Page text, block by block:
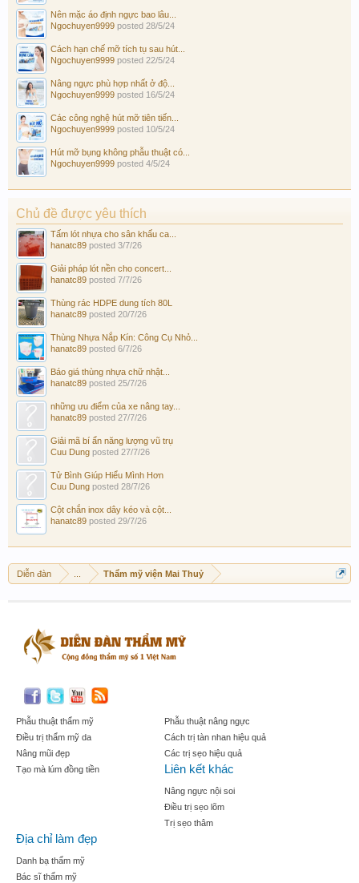
Nên mặc áo định ngực bao lâu...
Ngochuyen9999 posted 28/5/24
Cách hạn chế mỡ tích tụ sau hút...
Ngochuyen9999 posted 22/5/24
Nâng ngực phù hợp nhất ở độ...
Ngochuyen9999 posted 16/5/24
Các công nghệ hút mỡ tiên tiến...
Ngochuyen9999 posted 10/5/24
Hút mỡ bụng không phẫu thuật có...
Ngochuyen9999 posted 4/5/24
Chủ đề được yêu thích
Tấm lót nhựa cho sân khấu ca...
hanatc89 posted 3/7/26
Giải pháp lót nền cho concert...
hanatc89 posted 7/7/26
Thùng rác HDPE dung tích 80L
hanatc89 posted 20/7/26
Thùng Nhựa Nắp Kín: Công Cụ Nhỏ...
hanatc89 posted 6/7/26
Báo giá thùng nhựa chữ nhật...
hanatc89 posted 25/7/26
những ưu điểm của xe nâng tay...
hanatc89 posted 27/7/26
Giải mã bí ẩn năng lượng vũ trụ
Cuu Dung posted 27/7/26
Tử Bình Giúp Hiểu Mình Hơn
Cuu Dung posted 28/7/26
Cột chắn inox dây kéo và cột...
hanatc89 posted 29/7/26
Diễn đàn Thẩm mỹ viện Mai Thuỷ
Phẫu thuật thẩm mỹ
Điều trị thẩm mỹ da
Nâng mũi đẹp
Tạo mà lúm đồng tiền
Phẫu thuật nâng ngực
Cách trị tàn nhan hiệu quả
Các trị sẹo hiệu quả
Liên kết khác
Nâng ngực nội soi
Điều trị sẹo lõm
Trị sẹo thâm
Địa chỉ làm đẹp
Danh bạ thẩm mỹ
Bác sĩ thẩm mỹ